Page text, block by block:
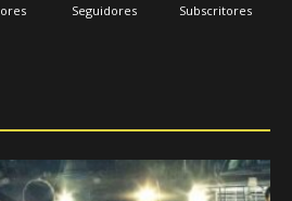
Seguidores Subscritores